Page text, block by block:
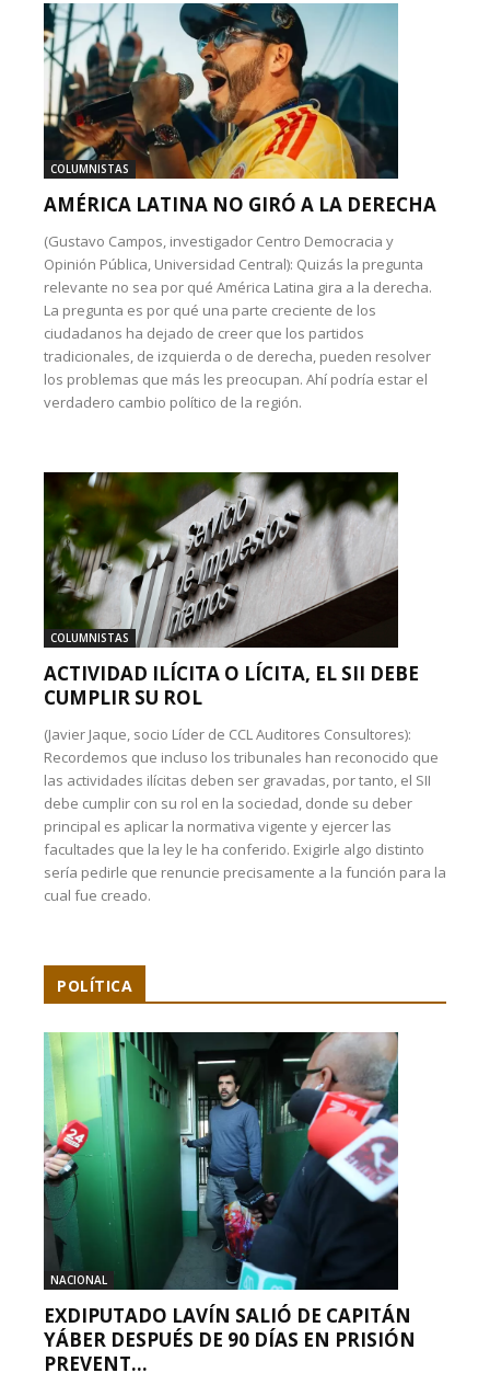
COLUMNISTAS
AMÉRICA LATINA NO GIRÓ A LA DERECHA
(Gustavo Campos, investigador Centro Democracia y
Opinión Pública, Universidad Central): Quizás la pregunta
relevante no sea por qué América Latina gira a la derecha.
La pregunta es por qué una parte creciente de los
ciudadanos ha dejado de creer que los partidos
tradicionales, de izquierda o de derecha, pueden resolver
los problemas que más les preocupan. Ahí podría estar el
verdadero cambio político de la región.
COLUMNISTAS
ACTIVIDAD ILÍCITA O LÍCITA, EL SII DEBE
CUMPLIR SU ROL
(Javier Jaque, socio Líder de CCL Auditores Consultores):
Recordemos que incluso los tribunales han reconocido que
las actividades ilícitas deben ser gravadas, por tanto, el SII
debe cumplir con su rol en la sociedad, donde su deber
principal es aplicar la normativa vigente y ejercer las
facultades que la ley le ha conferido. Exigirle algo distinto
sería pedirle que renuncie precisamente a la función para la
cual fue creado.
POLÍTICA
NACIONAL
EXDIPUTADO LAVÍN SALIÓ DE CAPITÁN
YÁBER DESPUÉS DE 90 DÍAS EN PRISIÓN
PREVENT...